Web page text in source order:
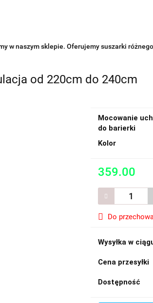
w naszym sklepie. Oferujemy suszarki
od 220cm do 240cm
Mocowanie
do barierki
Kolor
359.00
Do
Wysyłka w
Cena przesyłki
Dostępność